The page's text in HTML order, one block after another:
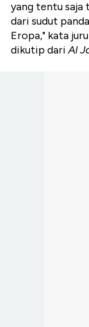
yang tentu saja
dari sudut
Eropa," kata
dikutip dariAl